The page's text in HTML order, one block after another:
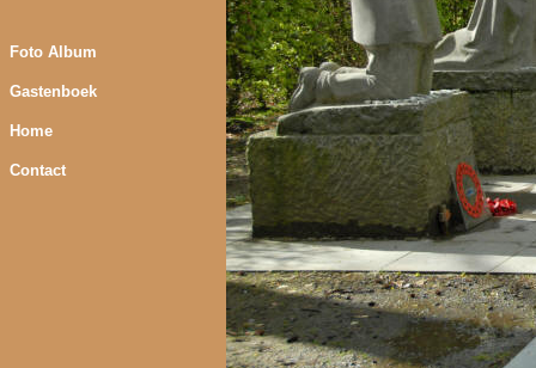
Foto Album
Gastenboek
Home
Contact